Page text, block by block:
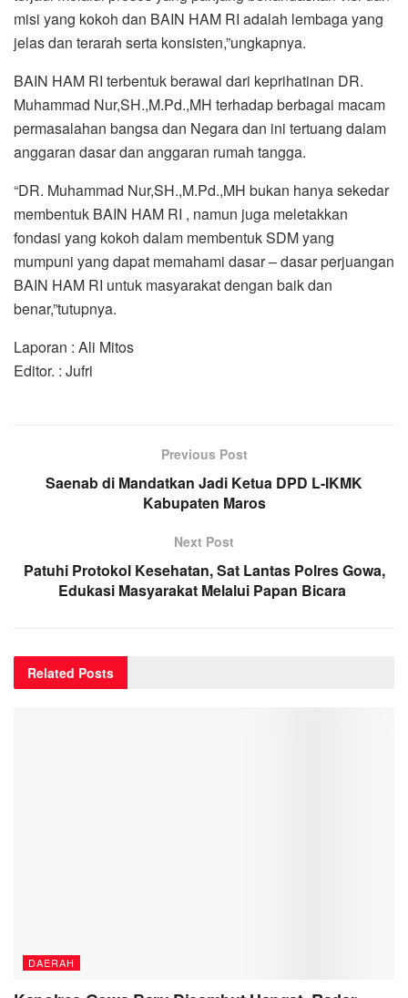
misi yang kokoh dan BAIN HAM RI adalah lembaga yang
jelas dan terarah serta konsisten,”ungkapnya.
BAIN HAM RI terbentuk berawal dari keprihatinan DR.
Muhammad Nur,SH.,M.Pd.,MH terhadap berbagai macam
permasalahan bangsa dan Negara dan ini tertuang dalam
anggaran dasar dan anggaran rumah tangga.
“DR. Muhammad Nur,SH.,M.Pd.,MH bukan hanya sekedar
membentuk BAIN HAM RI , namun juga meletakkan
fondasi yang kokoh dalam membentuk SDM yang
mumpuni yang dapat memahami dasar – dasar perjuangan
BAIN HAM RI untuk masyarakat dengan baik dan
benar,”tutupnya.
Laporan : Ali Mitos
Editor. : Jufri
Previous Post
Saenab di Mandatkan Jadi Ketua DPD L-IKMK
Kabupaten Maros
Next Post
Patuhi Protokol Kesehatan, Sat Lantas Polres Gowa,
Edukasi Masyarakat Melalui Papan Bicara
Related Posts
DAERAH